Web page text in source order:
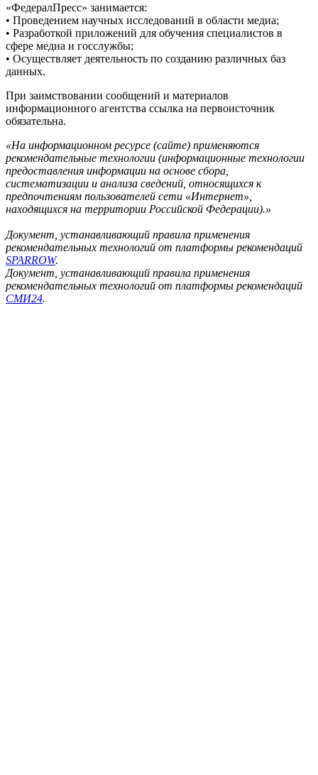
«ФедералПресс» занимается:
• Проведением научных исследований в области медиа;
• Разработкой приложений для обучения специалистов в
сфере медиа и госслужбы;
• Осуществляет деятельность по созданию различных баз
данных.
При заимствовании сообщений и материалов
информационного агентства ссылка на первоисточник
обязательна.
«На информационном ресурсе (сайте) применяются
рекомендательные технологии (информационные технологии
предоставления информации на основе сбора,
систематизации и анализа сведений, относящихся к
предпочтениям пользователей сети «Интернет»,
находящихся на территории Российской Федерации).»
Документ, устанавливающий правила применения
рекомендательных технологий от платформы рекомендаций
SPARROW.
Документ, устанавливающий правила применения
рекомендательных технологий от платформы рекомендаций
СМИ24.